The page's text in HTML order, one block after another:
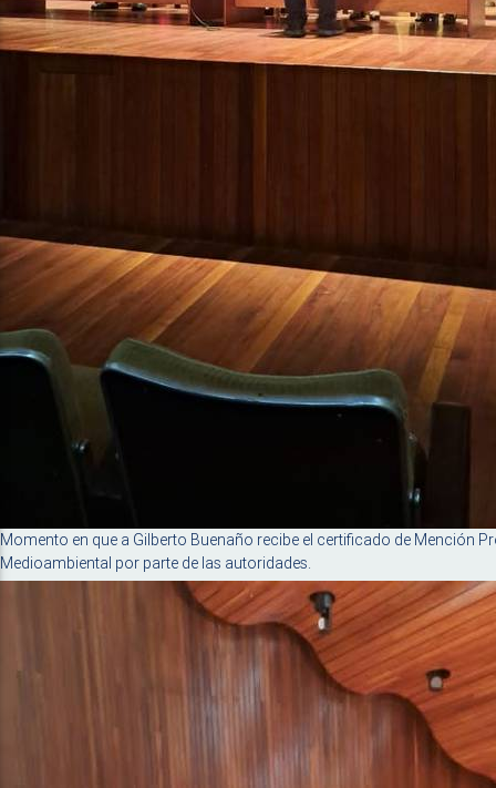
Momento en que a Gilberto Buenaño recibe el certificado de Mención
Medioambiental por parte de las autoridades.